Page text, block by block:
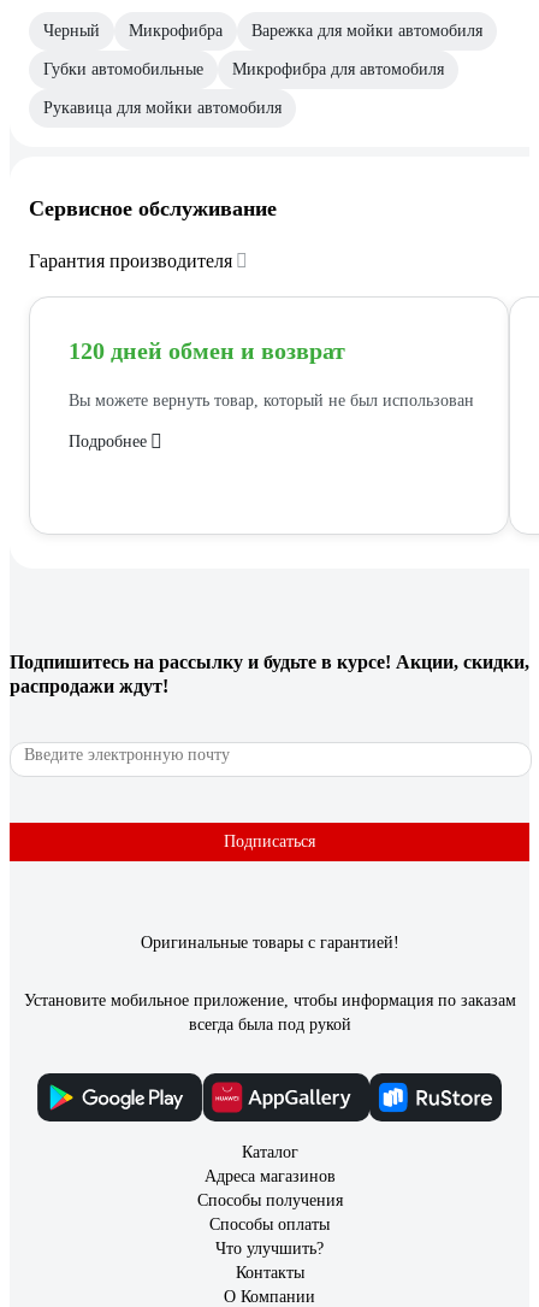
Черный Микрофибра Варежка для мойки автомобиля
Губки автомобильные Микрофибра для автомобиля
Рукавица для мойки автомобиля
Сервисное обслуживание
Гарантия производителя
120 дней обмен и возврат
Вы можете вернуть товар, который не был использован
Подробнее
Подпишитесь на рассылку и будьте в курсе! Акции, скидки,
распродажи ждут!
Подписаться
Оригинальные товары с гарантией!
Установите мобильное приложение, чтобы информация по заказам
всегда была под рукой
Каталог
Адреса магазинов
Способы получения
Способы оплаты
Что улучшить?
Контакты
О Компании